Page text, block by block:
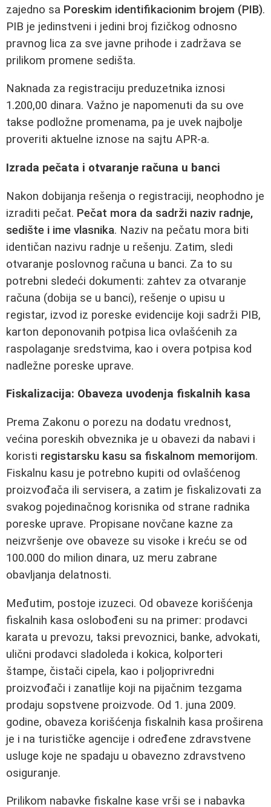
zajedno sa Poreskim identifikacionim brojem (PIB).
PIB je jedinstveni i jedini broj fizičkog odnosno
pravnog lica za sve javne prihode i zadržava se
prilikom promene sedišta.
Naknada za registraciju preduzetnika iznosi
1.200,00 dinara. Važno je napomenuti da su ove
takse podložne promenama, pa je uvek najbolje
proveriti aktuelne iznose na sajtu APR-a.
Izrada pečata i otvaranje računa u banci
Nakon dobijanja rešenja o registraciji, neophodno je
izraditi pečat. Pečat mora da sadrži naziv radnje,
sedište i ime vlasnika. Naziv na pečatu mora biti
identičan nazivu radnje u rešenju. Zatim, sledi
otvaranje poslovnog računa u banci. Za to su
potrebni sledeći dokumenti: zahtev za otvaranje
računa (dobija se u banci), rešenje o upisu u
registar, izvod iz poreske evidencije koji sadrži PIB,
karton deponovanih potpisa lica ovlašćenih za
raspolaganje sredstvima, kao i overa potpisa kod
nadležne poreske uprave.
Fiskalizacija: Obaveza uvodenja fiskalnih kasa
Prema Zakonu o porezu na dodatu vrednost,
većina poreskih obveznika je u obavezi da nabavi i
koristi registarsku kasu sa fiskalnom memorijom.
Fiskalnu kasu je potrebno kupiti od ovlašćenog
proizvođača ili servisera, a zatim je fiskalizovati za
svakog pojedinačnog korisnika od strane radnika
poreske uprave. Propisane novčane kazne za
neizvršenje ove obaveze su visoke i kreću se od
100.000 do milion dinara, uz meru zabrane
obavljanja delatnosti.
Međutim, postoje izuzeci. Od obaveze korišćenja
fiskalnih kasa oslobođeni su na primer: prodavci
karata u prevozu, taksi prevoznici, banke, advokati,
ulični prodavci sladoleda i kokica, kolporteri
štampe, čistači cipela, kao i poljoprivredni
proizvođači i zanatlije koji na pijačnim tezgama
prodaju sopstvene proizvode. Od 1. juna 2009.
godine, obaveza korišćenja fiskalnih kasa proširena
je i na turističke agencije i određene zdravstvene
usluge koje ne spadaju u obavezno zdravstveno
osiguranje.
Prilikom nabavke fiskalne kase vrši se i nabavka